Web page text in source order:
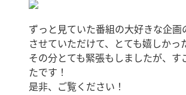
ずっと見ていた番組の大好きな企画
させていただけて、とても嬉しかっ
その分とても緊張もしましたが、す
たです！
是非、ご覧ください！